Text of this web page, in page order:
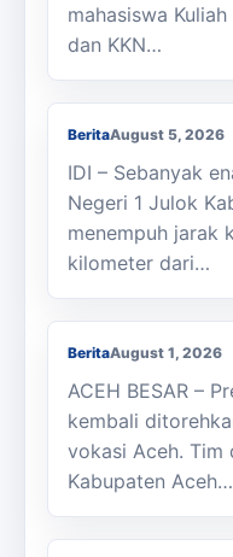
mahasiswa
dan KKN…
Berjalan Kaki ke
SMAN 1 Julok
BeritaAugust 5, 2026
IDI – Sebanyak
Negeri 1 Julok
menempuh jarak
kilometer dari…
Membanggakan,
Raih Juara LKS
BeritaAugust 1, 2026
ACEH BESAR –
kembali
vokasi Aceh. Tim
Kabupaten Aceh…
Kasi Cabdisdik
Antar Tugas